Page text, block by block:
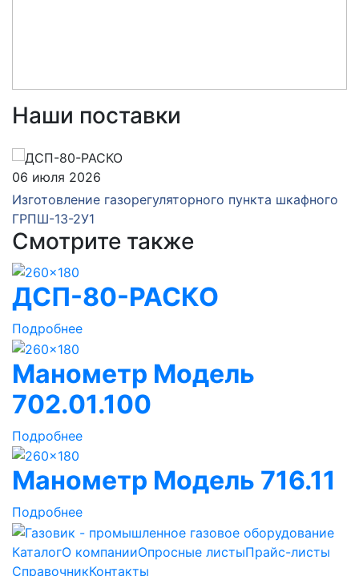
Наши поставки
06 июля 2026
Изготовление газорегуляторного пункта шкафного
ГРПШ-13-2У1
Смотрите также
ДСП-80-РАСКО
Подробнее
Манометр Модель
702.01.100
Подробнее
Манометр Модель 716.11
Подробнее
КаталогО компанииОпросные листыПрайс-листы
СправочникКонтакты